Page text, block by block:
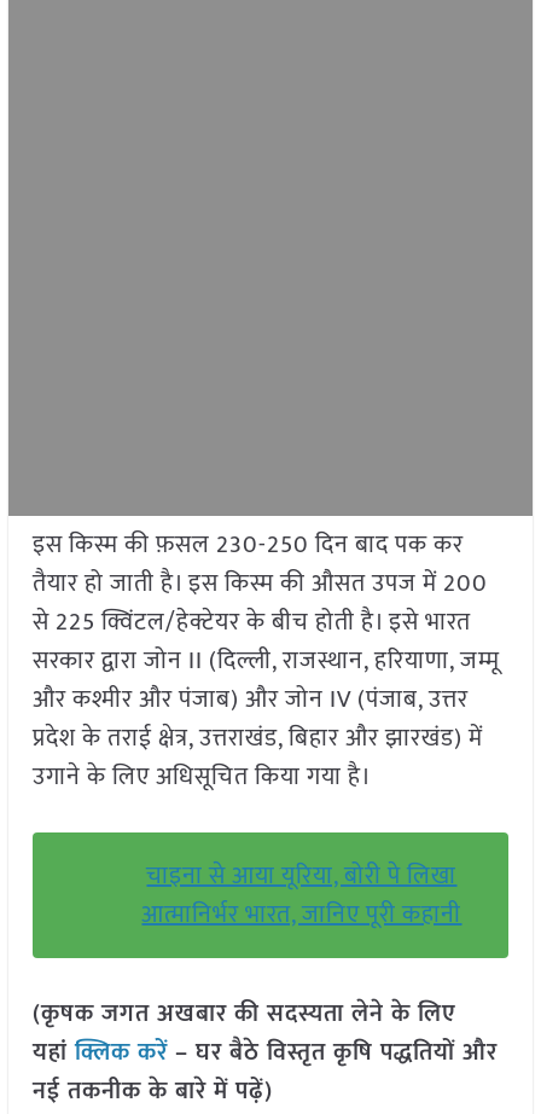
इस किस्म की फ़सल 230-250 दिन बाद पक कर
तैयार हो जाती है। इस किस्म की औसत उपज में 200
से 225 क्विंटल/हेक्टेयर के बीच होती है। इसे भारत
सरकार द्वारा जोन II (दिल्ली, राजस्थान, हरियाणा, जम्मू
और कश्मीर और पंजाब) और जोन IV (पंजाब, उत्तर
प्रदेश के तराई क्षेत्र, उत्तराखंड, बिहार और झारखंड) में
उगाने के लिए अधिसूचित किया गया है।
चाइना से आया यूरिया, बोरी पे लिखा
आत्मानिर्भर भारत, जानिए पूरी कहानी
(कृषक जगत अखबार की सदस्यता लेने के लिए
यहांक्लिक करें– घर बैठे विस्तृत कृषि पद्धतियों और
नई तकनीक के बारे में पढ़ें)